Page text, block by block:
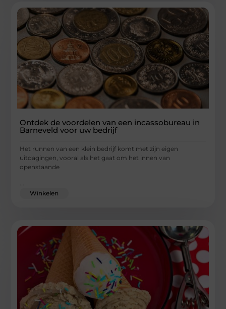
Ontdek de voordelen van een incassobureau in
Barneveld voor uw bedrijf
Het runnen van een klein bedrijf komt met zijn eigen
uitdagingen, vooral als het gaat om het innen van
openstaande
...
Winkelen